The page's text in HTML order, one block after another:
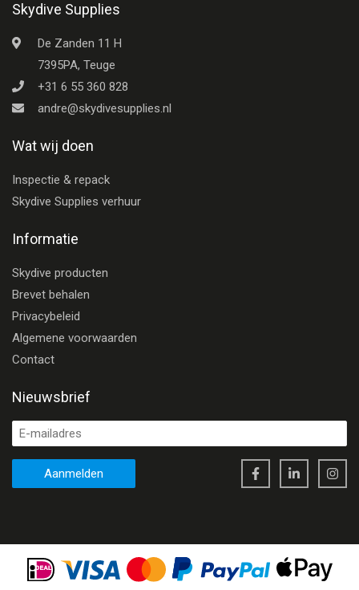
Skydive Supplies
De Zanden 11 H
7395PA, Teuge
+31 6 55 360 828
andre@skydivesupplies.nl
Wat wij doen
Inspectie & repack
Skydive Supplies verhuur
Informatie
Skydive producten
Brevet behalen
Privacybeleid
Algemene voorwaarden
Contact
Nieuwsbrief
Aanmelden